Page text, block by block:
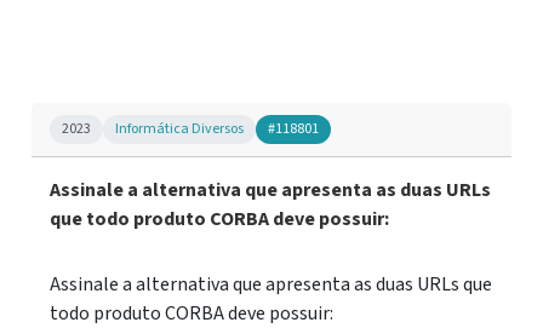
2023 Informática Diversos #118801
Assinale a alternativa que apresenta as duas URLs
que todo produto CORBA deve possuir:
Assinale a alternativa que apresenta as duas URLs que
todo produto CORBA deve possuir: